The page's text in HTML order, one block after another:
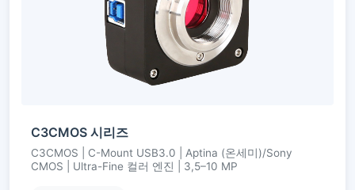
C3CMOS 시리즈
C3CMOS | C-Mount USB3.0 | Aptina (온세미)/Sony
CMOS | Ultra-Fine 컬러 엔진 | 3,5–10 MP